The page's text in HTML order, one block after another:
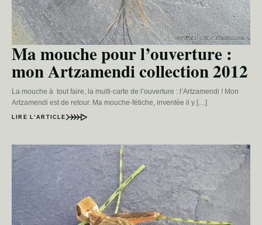
Ma mouche pour l’ouverture :
mon Artzamendi collection 2012
La mouche à tout faire, la multi-carte de l’ouverture : l’Artzamendi ! Mon
Artzamendi est de retour. Ma mouche-fétiche, inventée il y […]
LIRE L’ARTICLE